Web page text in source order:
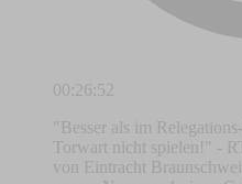
00:26:52
"Besser als im
Torwart nicht spielen!" -
von Eintracht